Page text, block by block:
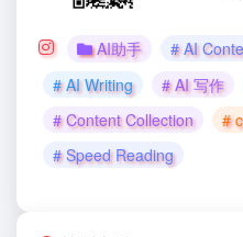
AI助手 # AI
# AI Writing
# AI 写作
# Content Collection
#
# Speed Reading